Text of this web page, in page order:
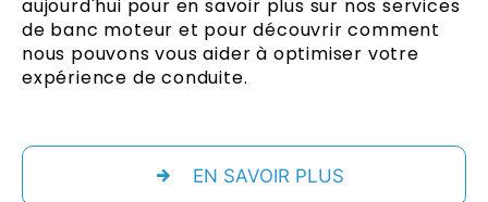
aujourd'hui pour en savoir plus sur nos services
de banc moteur et pour découvrir comment
nous pouvons vous aider à optimiser votre
expérience de conduite.
EN SAVOIR PLUS